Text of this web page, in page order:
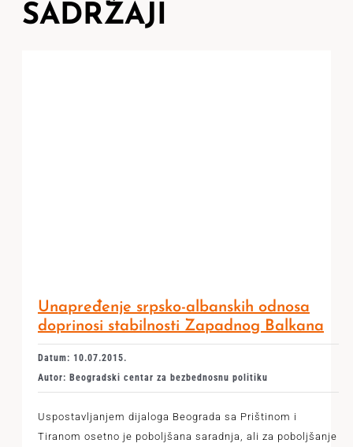
SADRŽAJI
Unapređenje srpsko-albanskih odnosa
doprinosi stabilnosti Zapadnog Balkana
Datum: 10.07.2015.
Autor: Beogradski centar za bezbednosnu politiku
Uspostavljanjem dijaloga Beograda sa Prištinom i
Tiranom osetno je poboljšana saradnja, ali za poboljšanje